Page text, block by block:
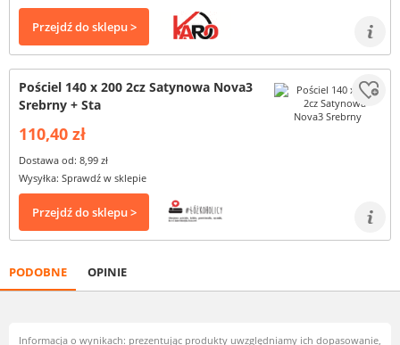
Przejdź do sklepu >
Pościel 140 x 200 2cz Satynowa Nova3
Srebrny + Sta
110,40 zł
Dostawa od: 8,99 zł
Wysyłka: Sprawdź w sklepie
Przejdź do sklepu >
PODOBNE OPINIE
Informacja o wynikach: prezentując produkty uwzględniamy ich dopasowanie,